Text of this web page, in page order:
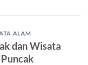
ALAM
dan Wisata